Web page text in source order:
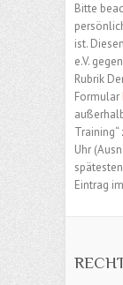
Bitte
ist.
e.V.
Rubrik
Formular
Uhr
Eintrag